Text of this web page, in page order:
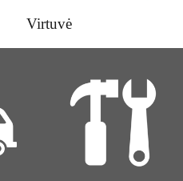
Virtuvė